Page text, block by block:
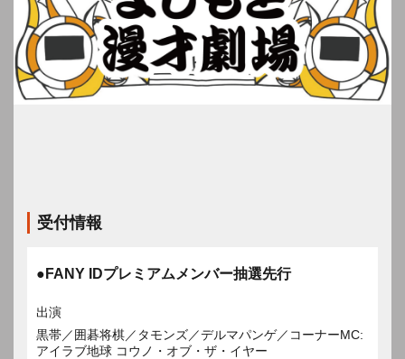
受付情報
●FANY IDプレミアムメンバー抽選先行
出演
黒帯／囲碁将棋／タモンズ／デルマパンゲ／コーナーMC:
アイラブ地球 コウノ・オブ・ザ・イヤー